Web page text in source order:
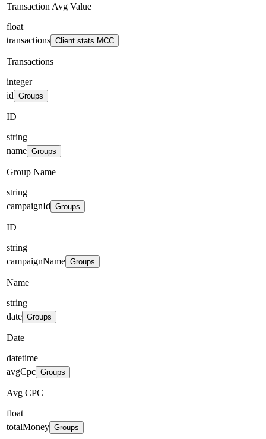
Transaction Avg Value
float
transactions Client stats MCC
Transactions
integer
id Groups
ID
string
name Groups
Group Name
string
campaignId Groups
ID
string
campaignName Groups
Name
string
date Groups
Date
datetime
avgCpc Groups
Avg CPC
float
totalMoney Groups